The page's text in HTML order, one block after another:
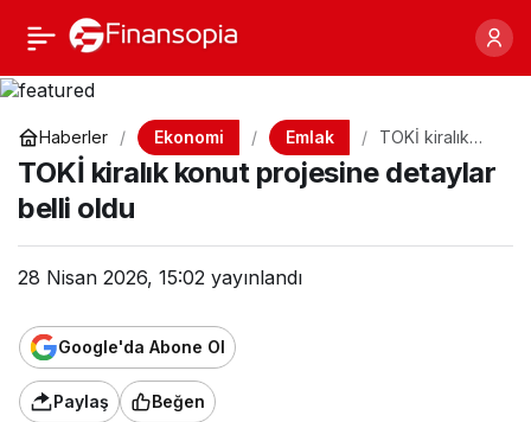
Haberler Ekonomi Emlak
TOKİ kiralık
detaylar belli
TOKİ kiralık konut projesine detaylar
belli oldu
28 Nisan 2026, 15:02 yayınlandı
Google'da Abone Ol
Paylaş Beğen
TOKİ kiralık konut
projesine detaylar belli
oldu
Paylaş